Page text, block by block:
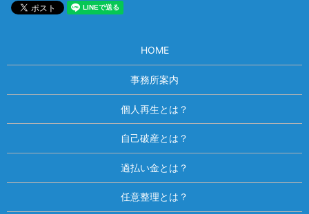
HOME
事務所案内
個人再生とは？
自己破産とは？
過払い金とは？
任意整理とは？